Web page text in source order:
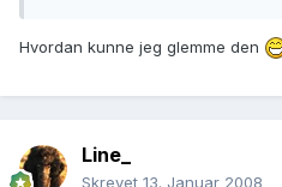
Hvordan kunne jeg glemme den
Line_
Skrevet 13. Januar 2008